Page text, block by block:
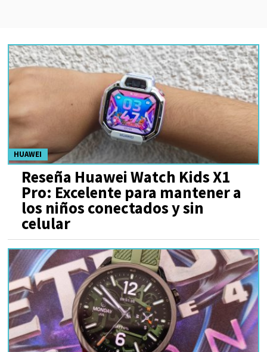
HUAWEI
Reseña Huawei Watch Kids X1
Pro: Excelente para mantener a
los niños conectados y sin
celular